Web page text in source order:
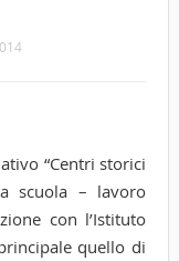
“Centri storici
scuola – lavoro
con l’Istituto
quello di